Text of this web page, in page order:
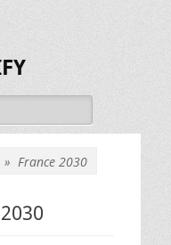
France 2030